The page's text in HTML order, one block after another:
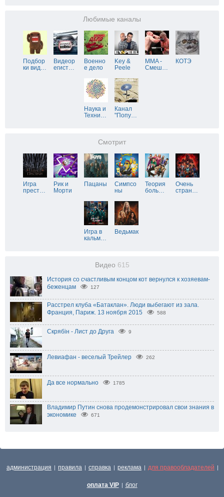
Любимые каналы
Подбор
ки вид…
Видеор
егист…
Военно
е дело
Key &
Peele
MMA -
Смеш…
КОТЭ
Наука и
Техни…
Канал
"Попу…
Смотрит
Игра
прест…
Рик и
Морти
Пацаны
Симпсо
ны
Теория
боль…
Очень
стран…
Игра в
кальм…
Ведьмак
Видео 615
История со счастливым концом кот вернулся к хозяевам-
беженцам
127
Расстрел клуба «Батаклан». Люди выбегают из зала.
Франция, Париж. 13 ноября 2015
588
Скрябін - Лист до Друга 9
Левиафан - веселый Трейлер 262
Да все нормально 1785
Владимир Путин снова продемонстрировал свои знания в
экономике
671
администрация | правила | справка | реклама | для правообладателей |
оплата VIP | блог